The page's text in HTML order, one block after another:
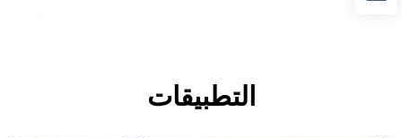
التطبيقات